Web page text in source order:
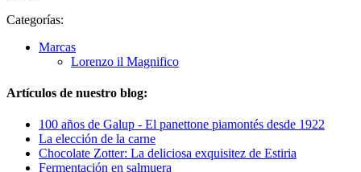
Categorías:
Marcas
Lorenzo il Magnifico
Artículos de nuestro blog:
100 años de Galup - El panettone piamontés desde 1922
La elección de la carne
Chocolate Zotter: La deliciosa exquisitez de Estiria
Fermentación en salmuera